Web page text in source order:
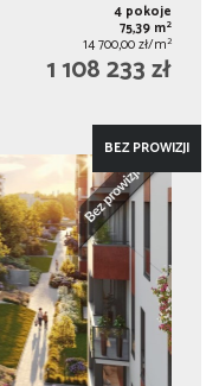
4 pokoje
75,39 m2
14 700,00 zł/m2
1 108 233 zł
BEZ PROWIZJI